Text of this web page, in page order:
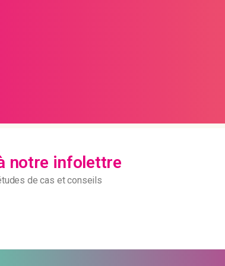
notre infolettre
de cas et conseils